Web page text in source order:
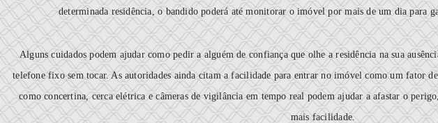
determinada residência, o bandido poderá até monitorar o imóvel por mais de um dia para
Alguns cuidados podem ajudar como pedir a alguém de confiança que olhe a residência na sua
telefone fixo sem tocar. As autoridades ainda citam a facilidade para entrar no imóvel como um fator
como concertina, cerca elétrica e câmeras de vigilância em tempo real podem ajudar a afastar o
mais facilidade.